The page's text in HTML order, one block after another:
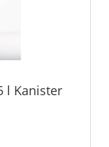
l Kanister